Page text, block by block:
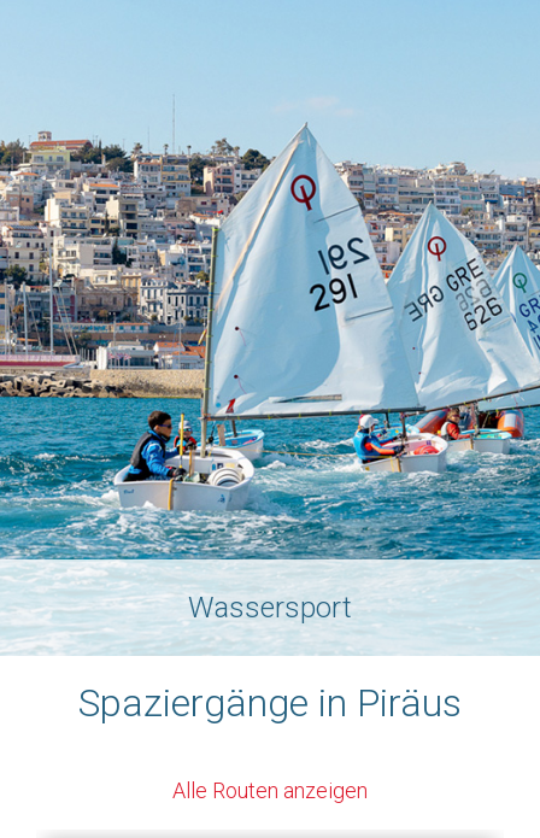
Wassersport
Spaziergänge in Piräus
Alle Routen anzeigen